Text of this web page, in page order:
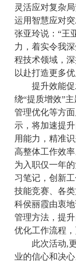
灵活应对复杂
运用智慧应对
张亚玲说：“王
力，着实令我
程技术领域，
以赴打造更多
提升效能促
绕“提质增效”
管理优化等方
示，将加速提
用能力，精准
高整体工作效
为入职仅一年
习笔记，创新
技能竞赛、各
科侯丽霞由衷
管理方法，提
优化工作流程
此次活动,更
业的信心和决